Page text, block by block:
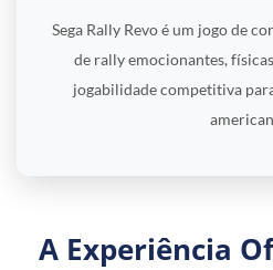
Sega Rally Revo é um jogo de
de rally emocionantes,
jogabilidade competitiva
A Experiência